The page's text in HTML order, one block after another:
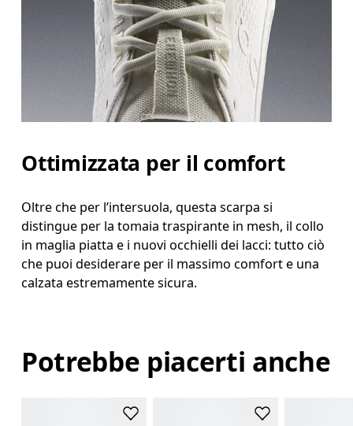
Ottimizzata per il comfort
Oltre che per l’intersuola, questa scarpa si
distingue per la tomaia traspirante in mesh, il collo
in maglia piatta e i nuovi occhielli dei lacci: tutto ciò
che puoi desiderare per il massimo comfort e una
calzata estremamente sicura.
Potrebbe piacerti anche